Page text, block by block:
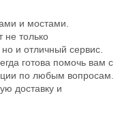
и мостами.
не только
и отличный сервис.
готова помочь вам с
по любым вопросам.
доставку и